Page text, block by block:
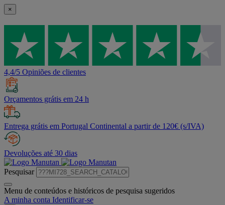
×
4,4/5 Opiniões de clientes
Orçamentos grátis em 24 h
Entrega grátis em Portugal Continental a partir de 120€ (s/IVA)
Devoluções até 30 dias
Pesquisar
Menu de conteúdos e históricos de pesquisa sugeridos
A minha conta Identificar-se